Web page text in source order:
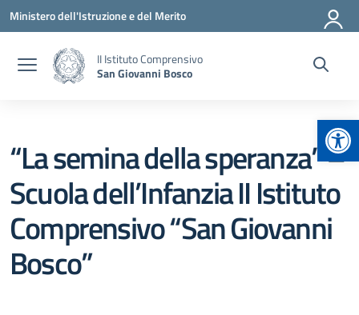
Vai ai contenuti
Vai al menu di navigazione
Vai al footer
Ministero dell'Istruzione e del Merito
II Istituto Comprensivo
San Giovanni Bosco
“La semina della speranza” –
Scuola dell’Infanzia II Istituto
Comprensivo “San Giovanni
Bosco”